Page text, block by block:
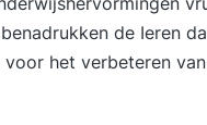
intensieve,
uiteenlopende
opgenomen met een
de Ieren
het verbeteren